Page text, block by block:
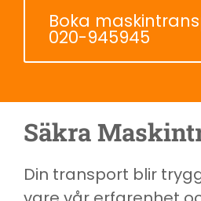
Boka
020-945945
Säkra
Din transport blir